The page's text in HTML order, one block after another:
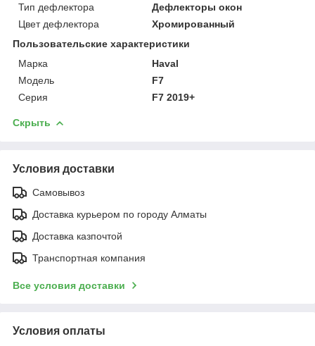
Тип дефлектора
Дефлекторы окон
Цвет дефлектора
Хромированный
Пользовательские характеристики
Марка
Haval
Модель
F7
Серия
F7 2019+
Скрыть
Условия доставки
Самовывоз
Доставка курьером по городу Алматы
Доставка казпочтой
Транспортная компания
Все условия доставки
Условия оплаты